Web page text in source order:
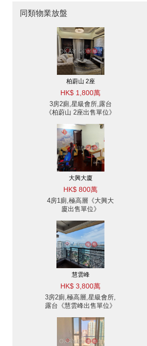
同類物業放盤
柏蔚山 2座
HK$ 1,800萬
3房2廁,星級會所,露台
《柏蔚山 2座出售單位》
大興大廈
HK$ 800萬
4房1廁,極高層《大興大
廈出售單位》
慧雲峰
HK$ 3,800萬
3房2廁,極高層,星級會所,
露台《慧雲峰出售單位》